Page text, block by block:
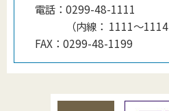
電話： 0299-48-1111
（内線 ： 1111〜1114
FAX： 0299-48-1199